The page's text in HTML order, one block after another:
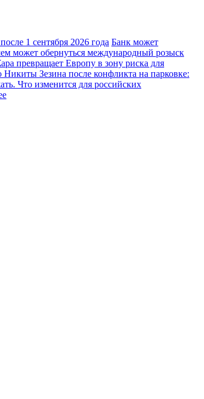
1 сентября 2026 года Банк может
может обернуться международный розыск
превращает Европу в зону риска для
Никиты Зезина после конфликта на парковке:
Что изменится для российских